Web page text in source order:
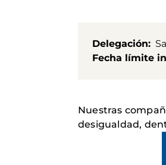
Delegación
Fecha límite
Nuestras
desigualdad,